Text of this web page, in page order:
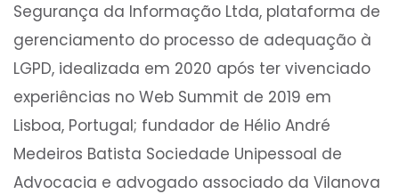
Segurança da Informação Ltda, plataforma de
gerenciamento do processo de adequação à
LGPD, idealizada em 2020 após ter vivenciado
experiências no Web Summit de 2019 em
Lisboa, Portugal; fundador de Hélio André
Medeiros Batista Sociedade Unipessoal de
Advocacia e advogado associado da Vilanova